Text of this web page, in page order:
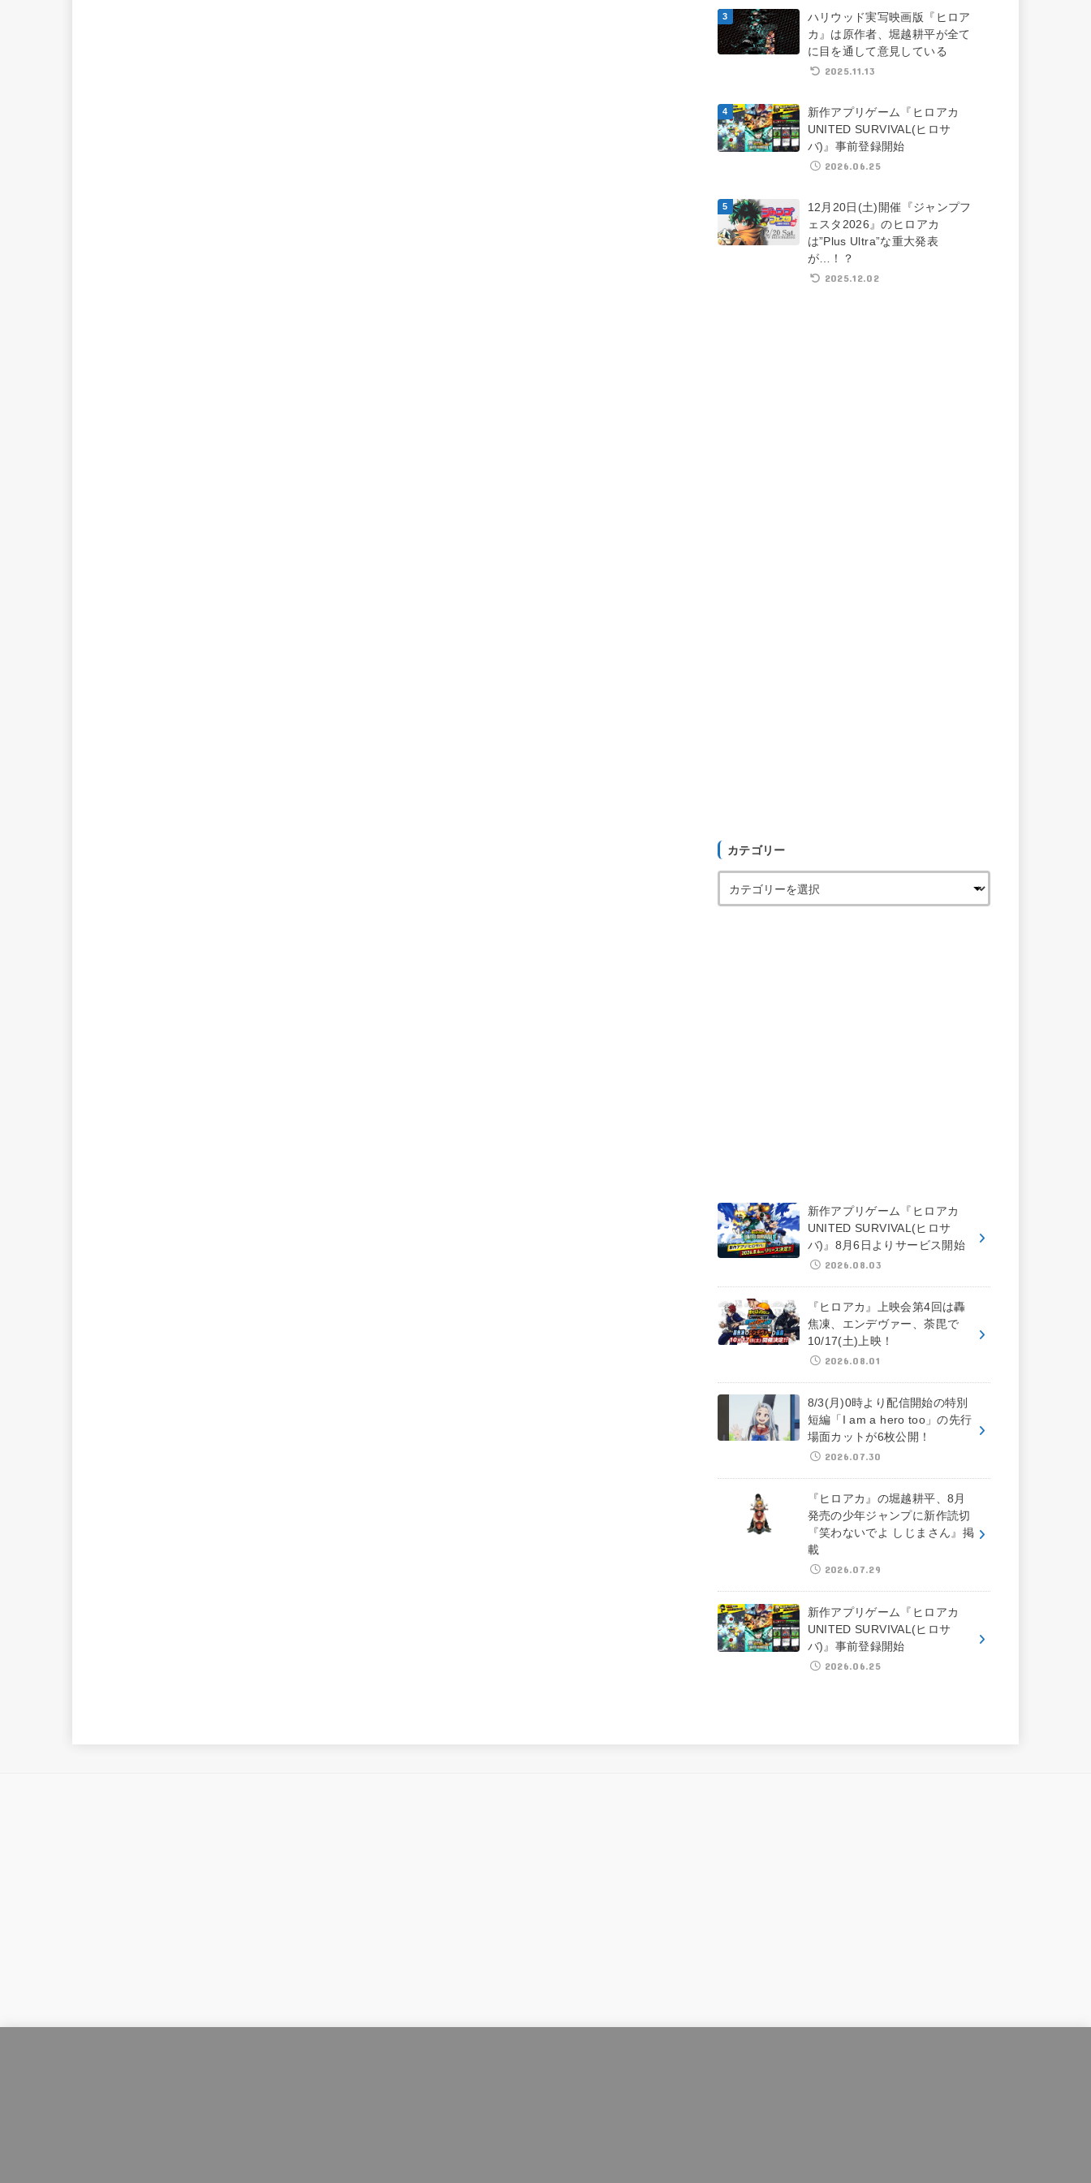
ハリウッド実写映画版『ヒロア
カ』は原作者、堀越耕平が全て
に目を通して意見している
2025.11.13
新作アプリゲーム『ヒロアカ
UNITED SURVIVAL(ヒロサ
バ)』事前登録開始
2026.06.25
12月20日(土)開催『ジャンプフ
ェスタ2026』のヒロアカ
は”Plus Ultra”な重大発表
が…！？
2025.12.02
カテゴリー
新作アプリゲーム『ヒロアカ
UNITED SURVIVAL(ヒロサ
バ)』8月6日よりサービス開始
2026.08.03
『ヒロアカ』上映会第4回は轟
焦凍、エンデヴァー、荼毘で
10/17(土)上映！
2026.08.01
8/3(月)0時より配信開始の特別
短編「I am a hero too」の先行
場面カットが6枚公開！
2026.07.30
『ヒロアカ』の堀越耕平、8月
発売の少年ジャンプに新作読切
『笑わないでよ しじまさん』掲
載
2026.07.29
新作アプリゲーム『ヒロアカ
UNITED SURVIVAL(ヒロサ
バ)』事前登録開始
2026.06.25